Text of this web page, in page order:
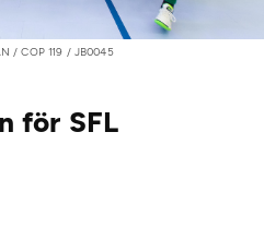
/ COP 119 / JB0045
för SFL